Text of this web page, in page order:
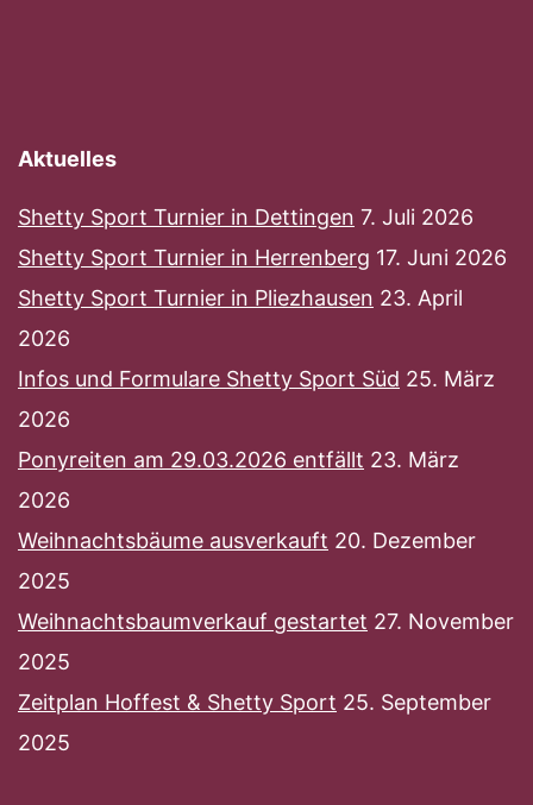
Aktuelles
Shetty Sport Turnier in Dettingen 7. Juli 2026
Shetty Sport Turnier in Herrenberg 17. Juni 2026
Shetty Sport Turnier in Pliezhausen 23. April
2026
Infos und Formulare Shetty Sport Süd 25. März
2026
Ponyreiten am 29.03.2026 entfällt 23. März
2026
Weihnachtsbäume ausverkauft 20. Dezember
2025
Weihnachtsbaumverkauf gestartet 27. November
2025
Zeitplan Hoffest & Shetty Sport 25. September
2025